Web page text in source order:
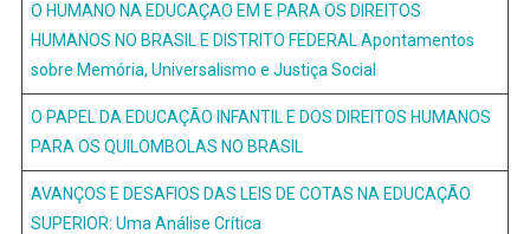
O HUMANO NA EDUCAÇAO EM E PARA OS DIREITOS
HUMANOS NO BRASIL E DISTRITO FEDERAL Apontamentos
sobre Memória, Universalismo e Justiça Social
O PAPEL DA EDUCAÇÃO INFANTIL E DOS DIREITOS HUMANOS
PARA OS QUILOMBOLAS NO BRASIL
AVANÇOS E DESAFIOS DAS LEIS DE COTAS NA EDUCAÇÃO
SUPERIOR: Uma Análise Crítica